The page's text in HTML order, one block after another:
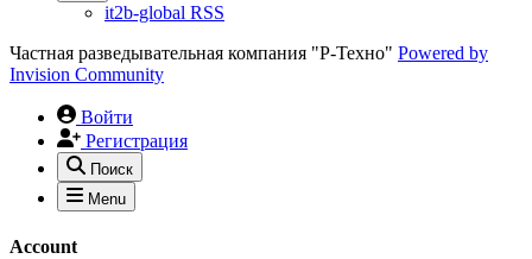
it2b-global RSS
Частная разведывательная компания "Р-Техно" Powered by
Invision Community
Войти
Регистрация
Поиск
Menu
Account